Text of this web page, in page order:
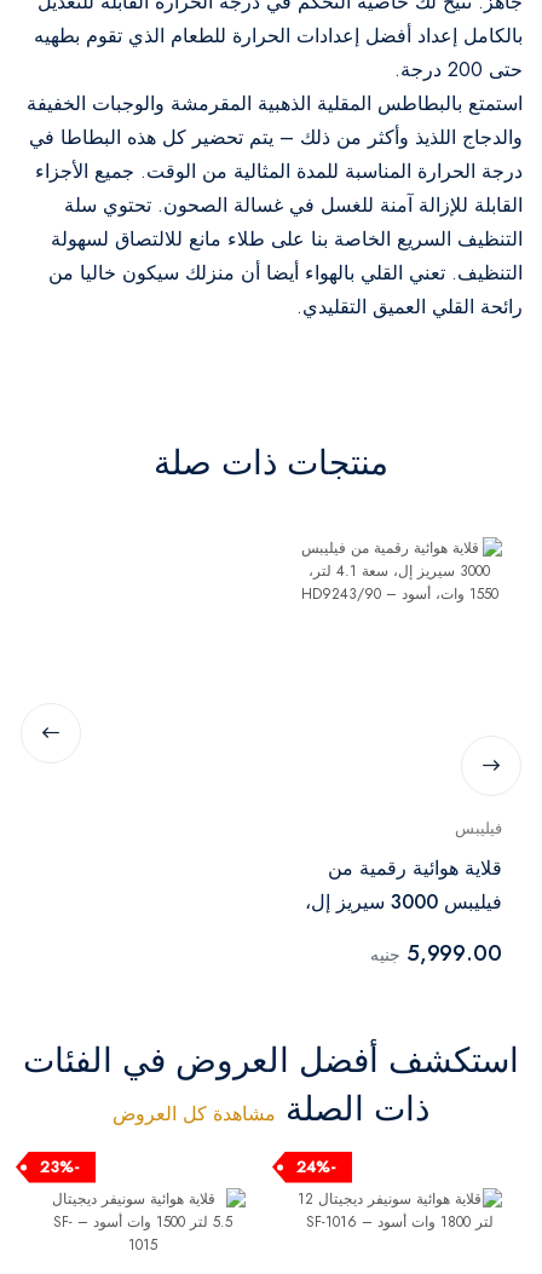
بالكامل إعداد أفضل إعدادات الحرارة للطعام الذي تقوم بطهيه
حتى 200 درجة.
استمتع بالبطاطس المقلية الذهبية المقرمشة والوجبات الخفيفة
والدجاج اللذيذ وأكثر من ذلك – يتم تحضير كل هذه البطاطا في
درجة الحرارة المناسبة للمدة المثالية من الوقت. جميع الأجزاء
القابلة للإزالة آمنة للغسل في غسالة الصحون. تحتوي سلة
التنظيف السريع الخاصة بنا على طلاء مانع للالتصاق لسهولة
التنظيف. تعني القلي بالهواء أيضا أن منزلك سيكون خاليا من
رائحة القلي العميق التقليدي.
منتجات ذات صلة
فيليبس
قلاية هوائية رقمية من
فيليبس 3000 سيريز إل،
أسود – HD9243/90
5,999.00 جنيه
استكشف أفضل العروض في الفئات
ذات الصلة مشاهدة كل العروض
-24%
-23%